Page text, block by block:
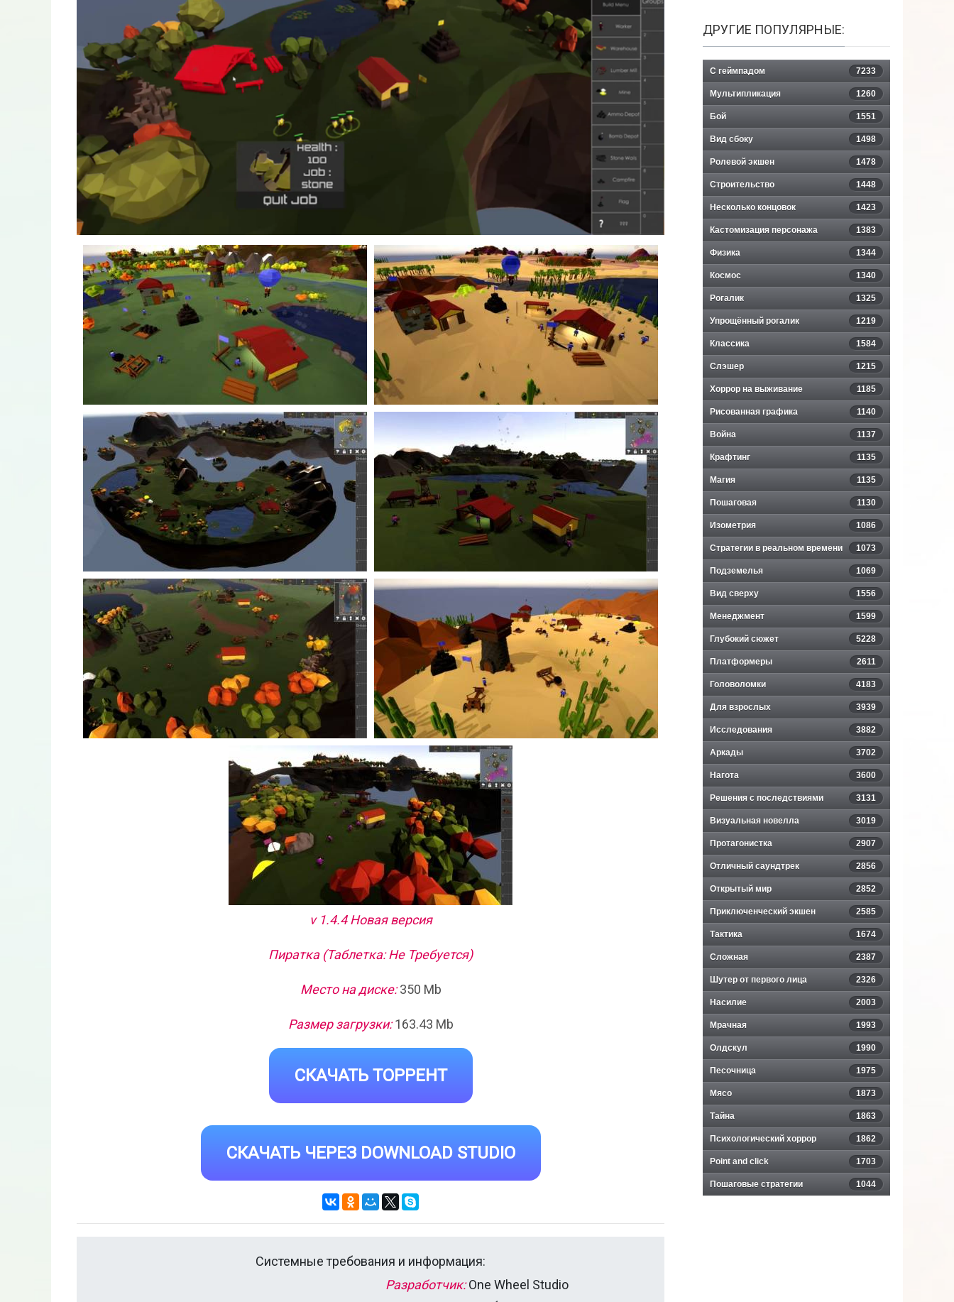
v 1.4.4 Новая версия
Пиратка (Таблетка: Не Требуется)
Место на диске:350 Mb
Размер загрузки:163.43 Mb
СКАЧАТЬ ТОРРЕНТ
СКАЧАТЬ ЧЕРЕЗ DOWNLOAD STUDIO
Системные требования и информация:
Разработчик:One Wheel Studio
ДРУГИЕ ПОПУЛЯРНЫЕ:
С геймпадом 7233
Мультипликация 1260
Бой 1551
Вид сбоку 1498
Ролевой экшен 1478
Строительство 1448
Несколько концовок 1423
Кастомизация персонажа 1383
Физика 1344
Космос 1340
Рогалик 1325
Упрощённый рогалик 1219
Классика 1584
Слэшер 1215
Хоррор на выживание 1185
Рисованная графика 1140
Война 1137
Крафтинг 1135
Магия 1135
Пошаговая 1130
Изометрия 1086
Стратегии в реальном времени 1073
Подземелья 1069
Вид сверху 1556
Менеджмент 1599
Глубокий сюжет 5228
Платформеры 2611
Головоломки 4183
Для взрослых 3939
Исследования 3882
Аркады 3702
Нагота 3600
Решения с последствиями 3131
Визуальная новелла 3019
Протагонистка 2907
Отличный саундтрек 2856
Открытый мир 2852
Приключенческий экшен 2585
Тактика 1674
Сложная 2387
Шутер от первого лица 2326
Насилие 2003
Мрачная 1993
Олдскул 1990
Песочница 1975
Мясо 1873
Тайна 1863
Психологический хоррор 1862
Point and click 1703
Пошаговые стратегии 1044